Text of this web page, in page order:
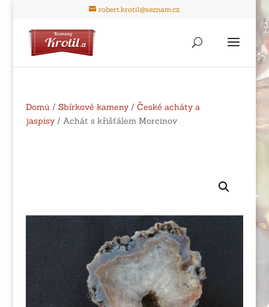
robert.krotil@seznam.cz
Domů / Sbírkové kameny/ České acháty a
jaspisy/ Achát s křišťálem Morcinov